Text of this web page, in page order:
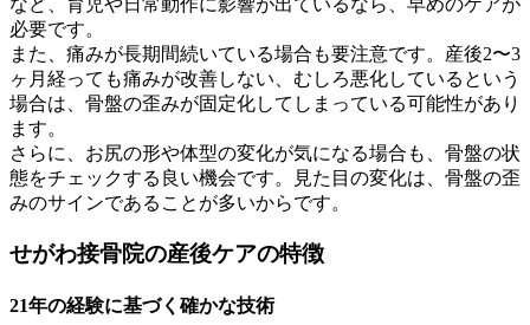
など、育児や日常動作に影響が出ているなら、早めのケアが
必要です。
また、痛みが長期間続いている場合も要注意です。産後2〜3
ヶ月経っても痛みが改善しない、むしろ悪化しているという
場合は、骨盤の歪みが固定化してしまっている可能性があり
ます。
さらに、お尻の形や体型の変化が気になる場合も、骨盤の状
態をチェックする良い機会です。見た目の変化は、骨盤の歪
みのサインであることが多いからです。
せがわ接骨院の産後ケアの特徴
21年の経験に基づく確かな技術